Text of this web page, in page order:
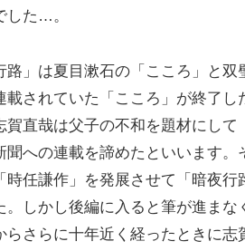
した…。
路」は夏目漱石の「こころ」と
載されていた「こころ」が終了
賀直哉は父子の不和を題材にし
聞への連載を諦めたといいます
時任謙作」を発展させて「暗夜
。しかし後編に入ると筆が進ま
らさらに十年近く経ったときに